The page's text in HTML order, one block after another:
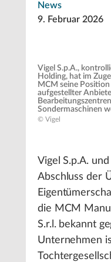
News
9. Februar 2026
Vigel S.p.A.,
Holding, hat im
MCM seine
aufgestellter
Sondermaschinen
© Vigel
Vigel S.p.A.
Abschluss der
die MCM
S.r.l. bekannt
Unternehmen